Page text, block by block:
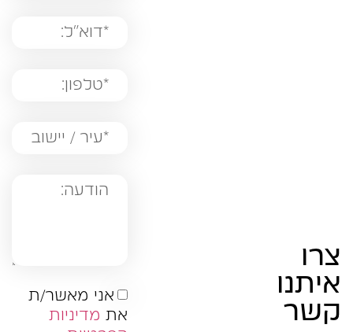
צרו
איתנו
קשר
אני מאשר/ת
את מדיניות